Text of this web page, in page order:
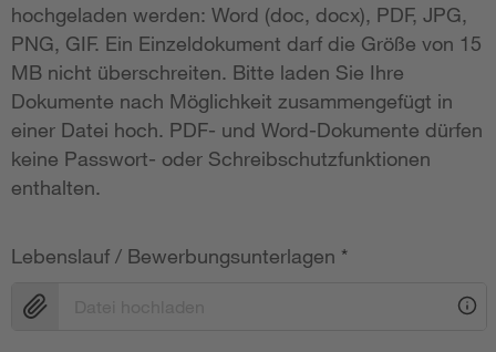
hochgeladen werden: Word (doc, docx), PDF, JPG,
PNG, GIF. Ein Einzeldokument darf die Größe von 15
MB nicht überschreiten. Bitte laden Sie Ihre
Dokumente nach Möglichkeit zusammengefügt in
einer Datei hoch. PDF- und Word-Dokumente dürfen
keine Passwort- oder Schreibschutzfunktionen
enthalten.
Lebenslauf / Bewerbungsunterlagen *